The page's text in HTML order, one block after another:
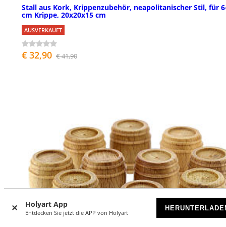
Holyart App
Entdecken Sie jetzt die APP von Holyart
Stall aus Kork, Krippenzubehör, neapolitanischer Stil, für
cm Krippe, 20x20x15 cm
AUSVERKAUFT
€ 32,90 € 41,90